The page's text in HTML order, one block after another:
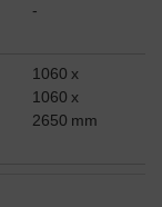
-
1060 x
1060 x
2650 mm